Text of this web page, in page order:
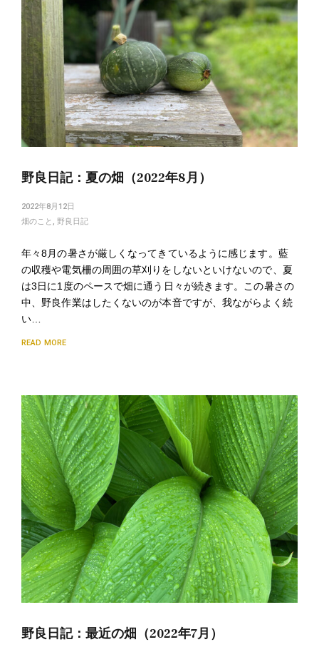
野良日記：夏の畑（2022年8月）
2022年8月12日
畑のこと , 野良日記
年々8月の暑さが厳しくなってきているように感じます。藍
の収穫や電気柵の周囲の草刈りをしないといけないので、夏
は3日に1度のペースで畑に通う日々が続きます。この暑さの
中、野良作業はしたくないのが本音ですが、我ながらよく続
い…
READ MORE
野良日記：最近の畑（2022年7月）